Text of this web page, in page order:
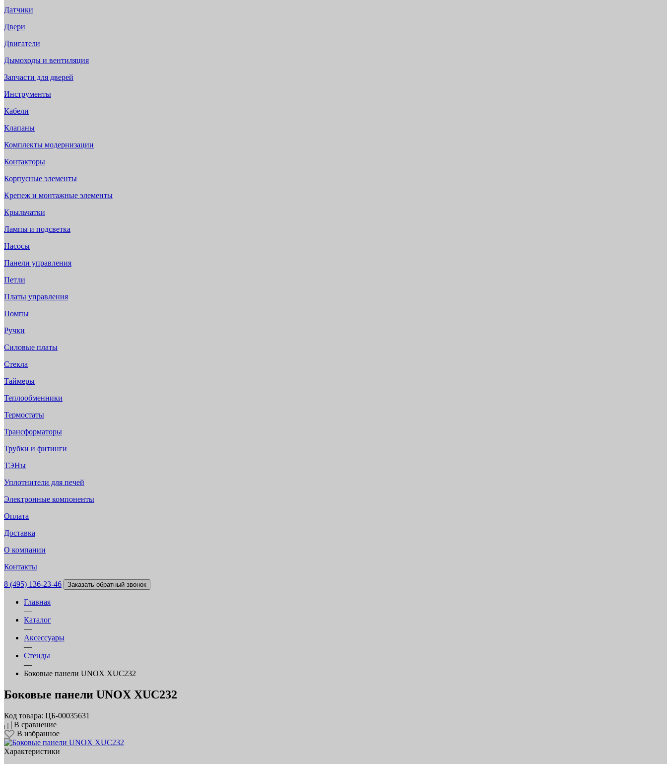
Датчики
Двери
Двигатели
Дымоходы и вентиляция
Запчасти для дверей
Инструменты
Кабели
Клапаны
Комплекты модернизации
Контакторы
Корпусные элементы
Крепеж и монтажные элементы
Крыльчатки
Лампы и подсветка
Насосы
Панели управления
Петли
Платы управления
Помпы
Ручки
Силовые платы
Стекла
Таймеры
Теплообменники
Термостаты
Трансформаторы
Трубки и фитинги
ТЭНы
Уплотнители для печей
Электронные компоненты
Оплата
Доставка
О компании
Контакты
8 (495) 136-23-46 Заказать обратный звонок
Главная
—
Каталог
—
Аксессуары
—
Стенды
—
Боковые панели UNOX XUC232
Боковые панели UNOX XUC232
Код товара: ЦБ-00035631
В сравнение
В избранное
Характеристики